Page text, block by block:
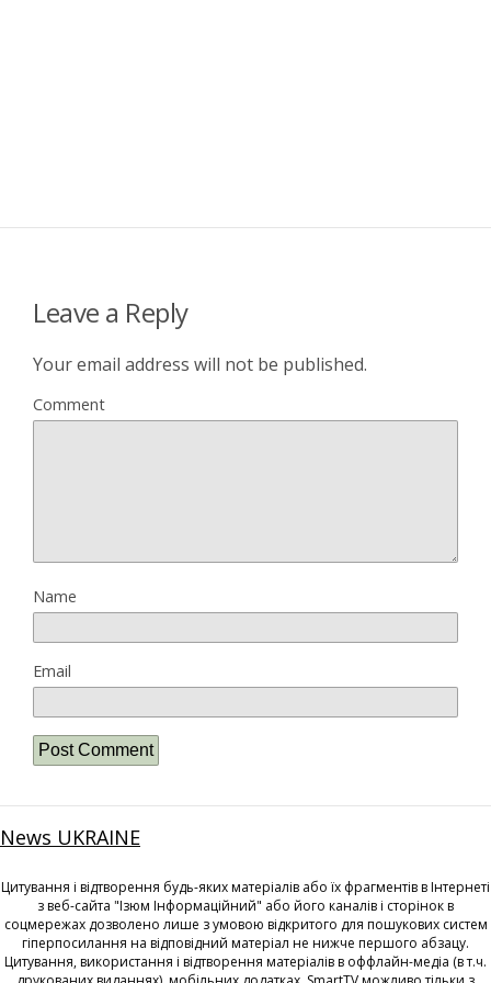
Leave a Reply
Your email address will not be published.
Comment
Name
Email
News UKRAINE
Цитування і відтворення будь-яких матеріалів або їх фрагментів в Інтернеті
з веб-сайта "Ізюм Інформаційний" або його каналів і сторінок в
соцмережах дозволено лише з умовою відкритого для пошукових систем
гіперпосилання на відповідний матеріал не нижче першого абзацу.
Цитування, використання і відтворення матеріалів в оффлайн-медіа (в т.ч.